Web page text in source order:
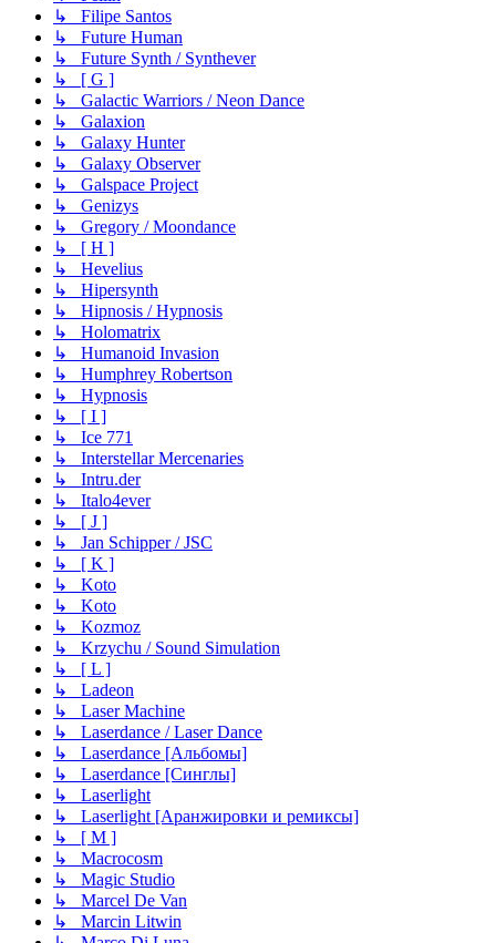
↳ Filipe Santos
↳ Future Human
↳ Future Synth / Synthever
↳ [ G ]
↳ Galactic Warriors / Neon Dance
↳ Galaxion
↳ Galaxy Hunter
↳ Galaxy Observer
↳ Galspace Project
↳ Genizys
↳ Gregory / Moondance
↳ [ H ]
↳ Hevelius
↳ Hipersynth
↳ Hipnosis / Hypnosis
↳ Holomatrix
↳ Humanoid Invasion
↳ Humphrey Robertson
↳ Hypnosis
↳ [ I ]
↳ Ice 771
↳ Interstellar Mercenaries
↳ Intru.der
↳ Italo4ever
↳ [ J ]
↳ Jan Schipper / JSC
↳ [ K ]
↳ Koto
↳ Koto
↳ Kozmoz
↳ Krzychu / Sound Simulation
↳ [ L ]
↳ Ladeon
↳ Laser Machine
↳ Laserdance / Laser Dance
↳ Laserdance [Альбомы]
↳ Laserdance [Синглы]
↳ Laserlight
↳ Laserlight [Аранжировки и ремиксы]
↳ [ M ]
↳ Macrocosm
↳ Magic Studio
↳ Marcel De Van
↳ Marcin Litwin